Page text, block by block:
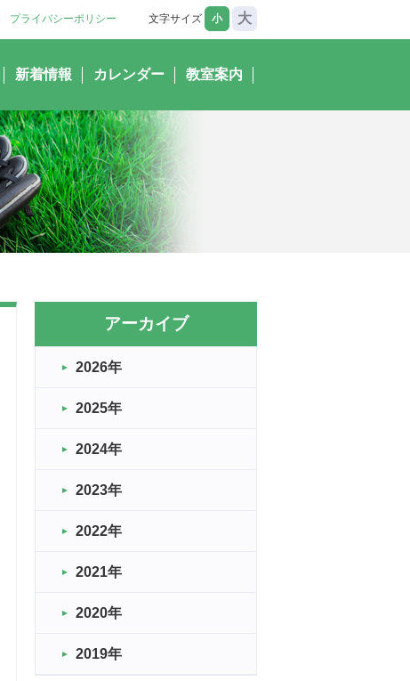
プライバシーポリシー
新着情報 カレンダー 教室案内
文字サイズ 小 大
アーカイブ
2026年
2025年
2024年
2023年
2022年
2021年
2020年
2019年